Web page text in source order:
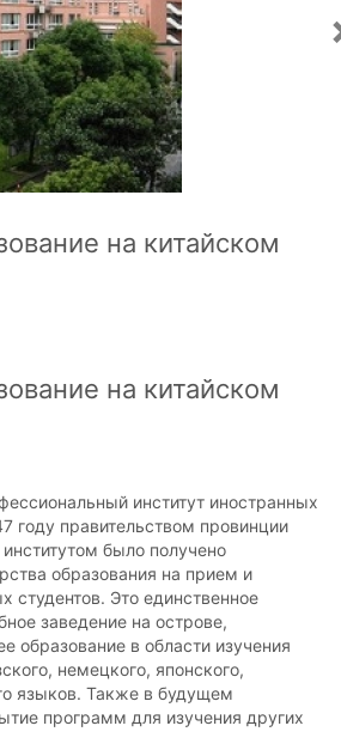
на китайском
на китайском
институт иностранных
году правительством провинции
было получено
образования на прием и
студентов. Это единственное
заведение на острове,
образование в области изучения
немецкого, японского,
языков. Также в будущем
программ для изучения других